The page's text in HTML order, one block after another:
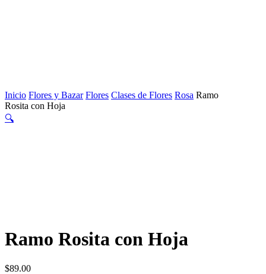
Inicio Flores y Bazar Flores Clases de Flores Rosa Ramo
Rosita con Hoja
🔍
Ramo Rosita con Hoja
$89.00